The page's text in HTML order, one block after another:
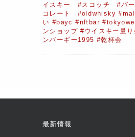
イスキー #スコッチ #バ
コレート #oldwhisky
い #bayc #nftbar
ンショップ #ウイスキー量
ンバーギー1995 #乾杯会
最新情報